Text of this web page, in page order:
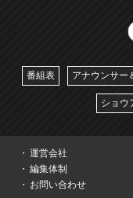
番組表 アナウンサー
ショウ
運営会社
編集体制
お問い合わせ